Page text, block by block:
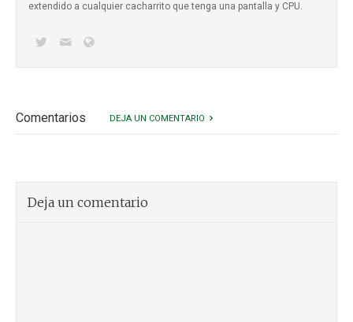
extendido a cualquier cacharrito que tenga una pantalla y CPU.
Comentarios DEJA UN COMENTARIO
Deja un comentario